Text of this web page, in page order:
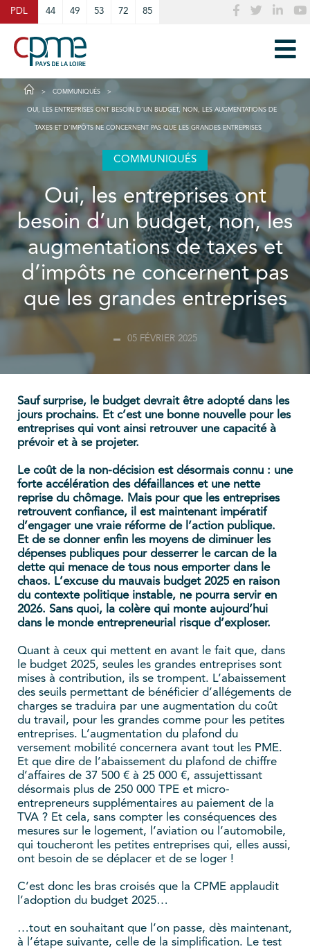
PDL 44 49 53 72 85
COMMUNIQUÉS
OUI, LES ENTREPRISES ONT BESOIN D’UN BUDGET, NON, LES AUGMENTATIONS DE
TAXES ET D’IMPÔTS NE CONCERNENT PAS QUE LES GRANDES ENTREPRISES
COMMUNIQUÉS
Oui, les entreprises ont
besoin d’un budget, non, les
augmentations de taxes et
d’impôts ne concernent pas
que les grandes entreprises
05 FÉVRIER 2025
Sauf surprise, le budget devrait être adopté dans les
jours prochains. Et c’est une bonne nouvelle pour les
entreprises qui vont ainsi retrouver une capacité à
prévoir et à se projeter.
Le coût de la non-décision est désormais connu : une
forte accélération des défaillances et une nette
reprise du chômage. Mais pour que les entreprises
retrouvent confiance, il est maintenant impératif
d’engager une vraie réforme de l’action publique.
Et de se donner enfin les moyens de diminuer les
dépenses publiques pour desserrer le carcan de la
dette qui menace de tous nous emporter dans le
chaos. L’excuse du mauvais budget 2025 en raison
du contexte politique instable, ne pourra servir en
2026. Sans quoi, la colère qui monte aujourd’hui
dans le monde entrepreneurial risque d’exploser.
Quant à ceux qui mettent en avant le fait que, dans
le budget 2025, seules les grandes entreprises sont
mises à contribution, ils se trompent. L’abaissement
des seuils permettant de bénéficier d’allégements de
charges se traduira par une augmentation du coût
du travail, pour les grandes comme pour les petites
entreprises. L’augmentation du plafond du
versement mobilité concernera avant tout les PME.
Et que dire de l’abaissement du plafond de chiffre
d’affaires de 37 500 € à 25 000 €, assujettissant
désormais plus de 250 000 TPE et micro-
entrepreneurs supplémentaires au paiement de la
TVA ? Et cela, sans compter les conséquences des
mesures sur le logement, l’aviation ou l’automobile,
qui toucheront les petites entreprises qui, elles aussi,
ont besoin de se déplacer et de se loger !
C’est donc les bras croisés que la CPME applaudit
l’adoption du budget 2025…
…tout en souhaitant que l’on passe, dès maintenant,
à l’étape suivante, celle de la simplification. Le test
Cookies management panel